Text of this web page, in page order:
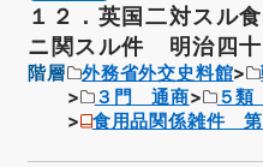
１２．英国二対スル
ニ関スル件 明治四
階層 外務省外交史料館
３門 通商
５
食用品関係雑件